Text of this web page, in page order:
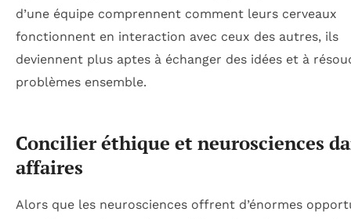
d’une équipe comprennent comment leurs cerveaux
fonctionnent en interaction avec ceux des autres, ils
deviennent plus aptes à échanger des idées et à
problèmes ensemble.
Concilier éthique et neurosciences
affaires
Alors que les neurosciences offrent d’énormes